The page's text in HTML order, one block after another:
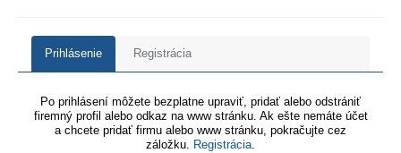
Prihlásenie Registrácia
Po prihlásení môžete bezplatne upraviť, pridať alebo odstrániť
firemný profil alebo odkaz na www stránku. Ak ešte nemáte účet
a chcete pridať firmu alebo www stránku, pokračujte cez
záložku. Registrácia.